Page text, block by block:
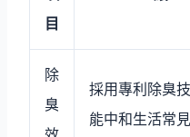
目
除
臭
採用專利除臭
能中和生活常